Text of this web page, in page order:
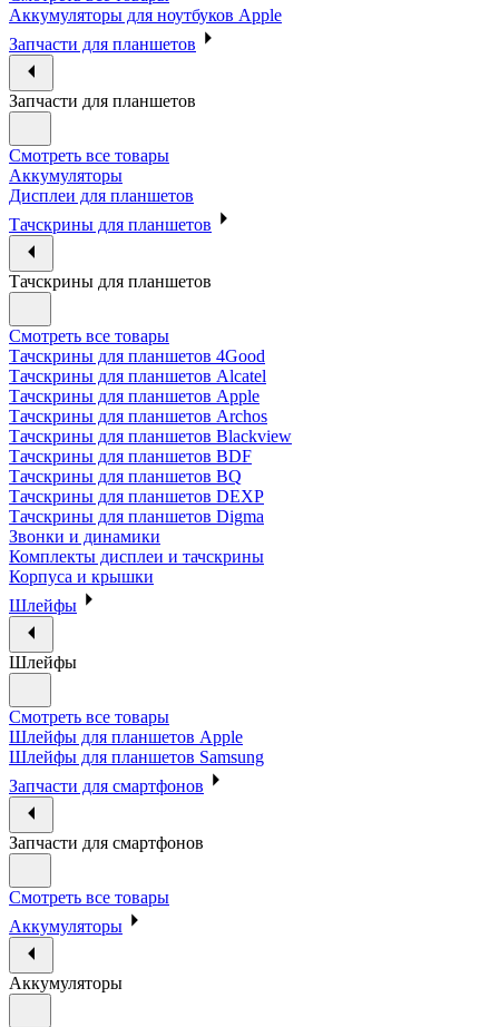
Аккумуляторы для ноутбуков Apple
Запчасти для планшетов
Запчасти для планшетов
Смотреть все товары
Аккумуляторы
Дисплеи для планшетов
Тачскрины для планшетов
Тачскрины для планшетов
Смотреть все товары
Тачскрины для планшетов 4Good
Тачскрины для планшетов Alcatel
Тачскрины для планшетов Apple
Тачскрины для планшетов Archos
Тачскрины для планшетов Blackview
Тачскрины для планшетов BDF
Тачскрины для планшетов BQ
Тачскрины для планшетов DEXP
Тачскрины для планшетов Digma
Звонки и динамики
Комплекты дисплеи и тачскрины
Корпуса и крышки
Шлейфы
Шлейфы
Смотреть все товары
Шлейфы для планшетов Apple
Шлейфы для планшетов Samsung
Запчасти для смартфонов
Запчасти для смартфонов
Смотреть все товары
Аккумуляторы
Аккумуляторы